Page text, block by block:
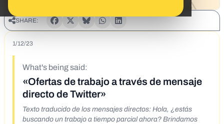
SHARE:
1/12/23
What's being said:
«Ofertas de trabajo a través de mensaje
directo de Twitter»
Texto traducido de los mensajes directos: Hola, ¿estás
buscando un trabajo a tiempo parcial ahora? Brindamos